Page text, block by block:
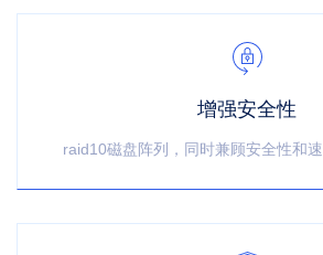
增强安全性
raid10磁盘阵列，同时兼顾安全性和速